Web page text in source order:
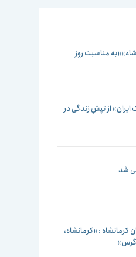
مناسبت روز
از تپشِ زندگی در
شد
کرمانشاه : «کرمانشاه،